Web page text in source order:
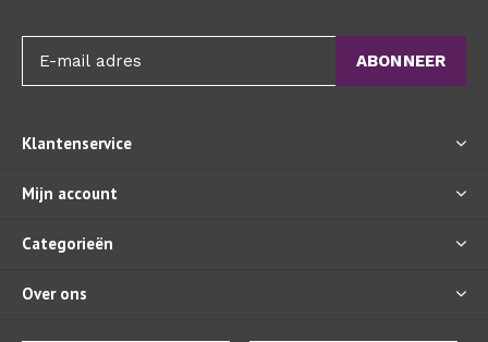
ABONNEER
Klantenservice
Mijn account
Categorieën
Over ons